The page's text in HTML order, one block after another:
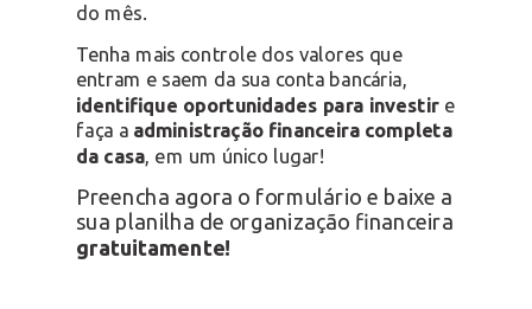
do mês.
Tenha mais controle dos valores que
entram e saem da sua conta bancária,
identifique oportunidades para investire
faça a administração financeira completa
da casa, em um único lugar!
Preencha agora o formulário e baixe a
sua planilha de organização financeira
gratuitamente!